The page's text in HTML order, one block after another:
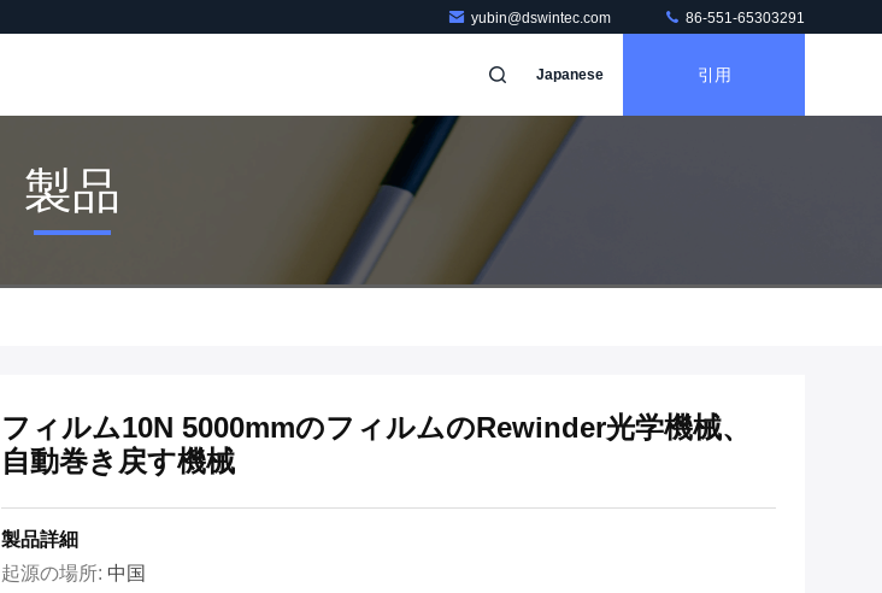
yubin@dswintec.com 86-551-65303291
Japanese 引用
製品
フィルム10N 5000mmのフィルムのRewinder光学機械、
自動巻き戻す機械
製品詳細
起源の場所: 中国